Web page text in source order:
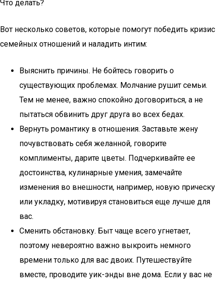
Что делать?
Вот несколько советов, которые помогут победить кризис
семейных отношений и наладить интим:
Выяснить причины. Не бойтесь говорить о
существующих проблемах. Молчание рушит семьи.
Тем не менее, важно спокойно договориться, а не
пытаться обвинить друг друга во всех бедах.
Вернуть романтику в отношения. Заставьте жену
почувствовать себя желанной, говорите
комплименты, дарите цветы. Подчеркивайте ее
достоинства, кулинарные умения, замечайте
изменения во внешности, например, новую прическу
или укладку, мотивируя становиться еще лучше для
вас.
Сменить обстановку. Быт чаще всего угнетает,
поэтому невероятно важно выкроить немного
времени только для вас двоих. Путешествуйте
вместе, проводите уик-энды вне дома. Если у вас не